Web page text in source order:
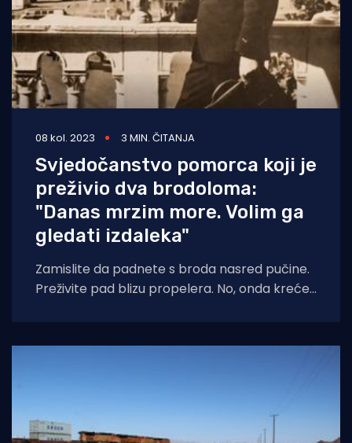
08 kol. 2023 3 MIN. ČITANJA
Svjedočanstvo pomorca koji je
preživio dva brodoloma:
"Danas mrzim more. Volim ga
gledati izdaleka"
Zamislite da padnete s broda nasred pučine.
Preživite pad blizu propelera. No, onda kreće